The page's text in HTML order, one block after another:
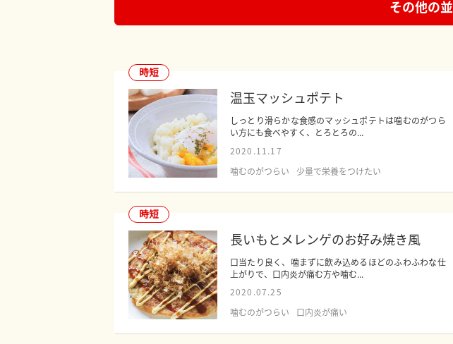
その他の
時短
温玉マッシュポテト
しっとり滑らかな食感のマッシュポテトは噛むのがつら
い方にも食べやすく、とろとろの...
2020.11.17
噛むのがつらい
少量で栄養をつけたい
時短
長いもとメレンゲのお好み焼き風
口当たり良く、噛まずに飲み込めるほどのふわふわな仕
上がりで、口内炎が痛む方や噛む...
2020.07.25
噛むのがつらい
口内炎が痛い